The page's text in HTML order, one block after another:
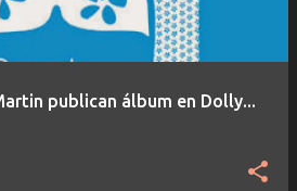
publican álbum en Dolly...